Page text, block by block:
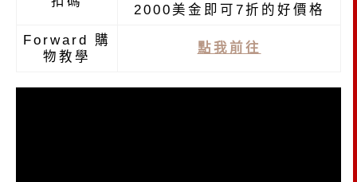
2000美金即可7折的好價格
Forward 購
物教學
點我前往